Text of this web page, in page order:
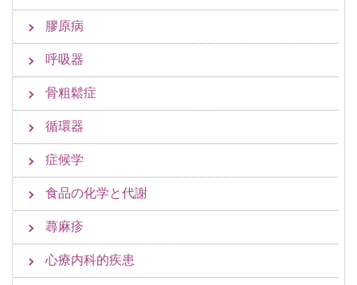
膠原病
呼吸器
骨粗鬆症
循環器
症候学
食品の化学と代謝
蕁麻疹
心療内科的疾患